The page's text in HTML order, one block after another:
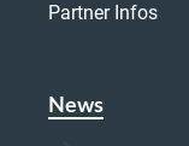
Partner Infos
News